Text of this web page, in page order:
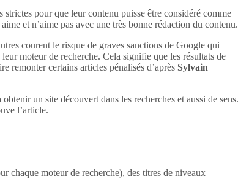
pour que leur contenu puisse être considéré comme
et n’aime pas avec une très bonne rédaction du contenu.
courent le risque de graves sanctions de Google qui
moteur de recherche. Cela signifie que les résultats de
remonter certains articles pénalisés d’après Sylvain
un site découvert dans les recherches et aussi de sens.
l’article.
chaque moteur de recherche), des titres de niveaux